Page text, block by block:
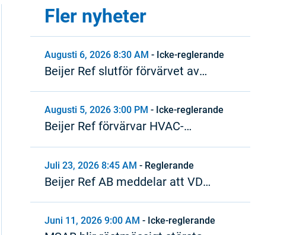
Fler nyheter
Augusti 6, 2026 8:30 AM - Icke-reglerande
Beijer Ref slutför förvärvet av
Refspecs
Augusti 5, 2026 3:00 PM - Icke-reglerande
Beijer Ref förvärvar HVAC-
distributör i Kanada
Juli 23, 2026 8:45 AM - Reglerande
Beijer Ref AB meddelar att VD
lämnar sin tjänst
Juni 11, 2026 9:00 AM - Icke-reglerande